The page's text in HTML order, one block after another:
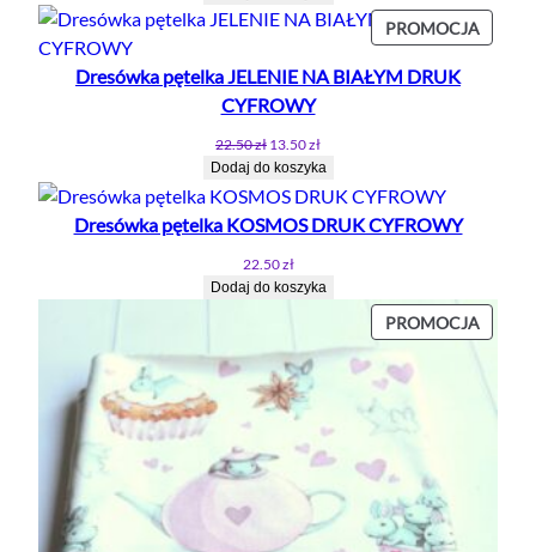
PROMOCJA
W
Dresówka pętelka JELENIE NA BIAŁYM DRUK
CYFROWY
22.50zł Pierwotna
cena
wynosiła:
22.50 zł.
13.50złAktualna
cena
wynosi:
13.50 zł.
Dodaj do koszyka
Dresówka pętelka KOSMOS DRUK CYFROWY
22.50zł
Dodaj do koszyka
PROMOCJA
W